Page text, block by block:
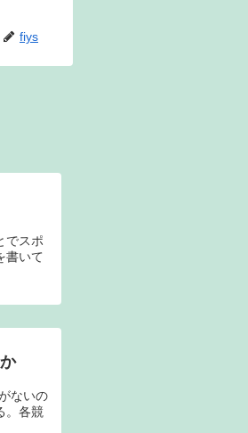
fiys
でスポ
書いて
ないの
。各競